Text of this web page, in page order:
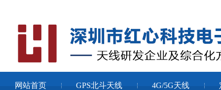
网站首页 GPS北斗天线 4G/5G天线